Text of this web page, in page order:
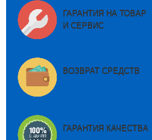
ГАРАНТИЯ НА ТОВАР
И СЕРВИС
ВОЗВРАТ СРЕДСТВ
ГАРАНТИЯ КАЧЕСТВА